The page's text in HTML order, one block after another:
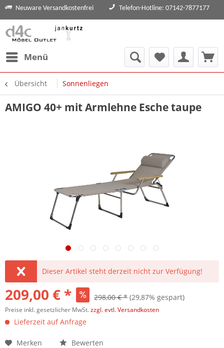
Neuware Versandkostenfrei Telefon-Hotline: 07142-7877177
Menü
Übersicht Sonnenliegen
AMIGO 40+ mit Armlehne Esche taupe
Dieser Artikel steht derzeit nicht zur Verfügung!
209,00 € * 298,00 € * (29,87% gespart)
Preise inkl. gesetzlicher MwSt.zzgl. evtl. Versandkosten
Lieferzeit auf Anfrage
Merken Bewerten